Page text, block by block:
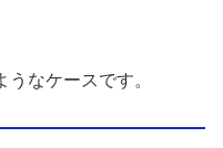
なケースです。